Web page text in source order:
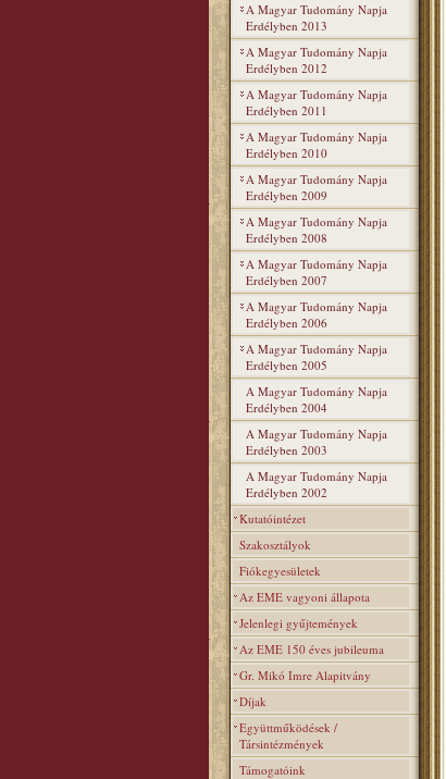
A Magyar Tudomány Napja
Erdélyben 2013
A Magyar Tudomány Napja
Erdélyben 2012
A Magyar Tudomány Napja
Erdélyben 2011
A Magyar Tudomány Napja
Erdélyben 2010
A Magyar Tudomány Napja
Erdélyben 2009
A Magyar Tudomány Napja
Erdélyben 2008
A Magyar Tudomány Napja
Erdélyben 2007
A Magyar Tudomány Napja
Erdélyben 2006
A Magyar Tudomány Napja
Erdélyben 2005
A Magyar Tudomány Napja
Erdélyben 2004
A Magyar Tudomány Napja
Erdélyben 2003
A Magyar Tudomány Napja
Erdélyben 2002
Kutatóintézet
Szakosztályok
Fiókegyesületek
Az EME vagyoni állapota
Jelenlegi gyűjtemények
Az EME 150 éves jubileuma
Gr. Mikó Imre Alapitvány
Díjak
Együttműködések /
Társintézmények
Támogatóink